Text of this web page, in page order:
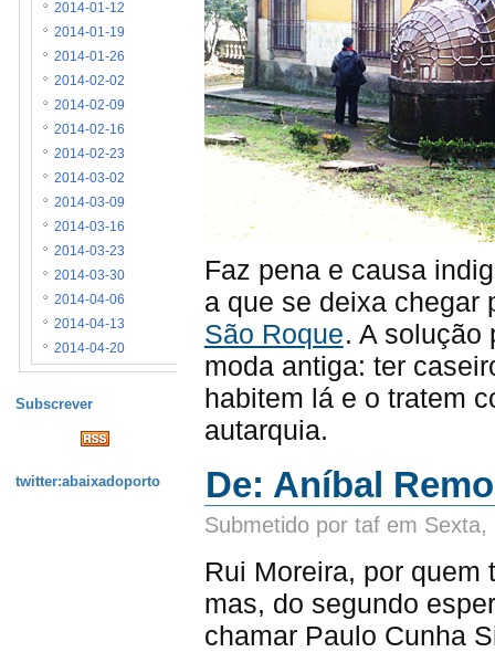
Faz pena e causa
a que se deixa
São Roque. A solução
moda antiga: ter
habitem lá e o tratem
autarquia.
De: Aníbal
Submetido por taf em
Rui Moreira, por quem
mas, do segundo
chamar Paulo Cunha
2014-01-12
2014-01-19
2014-01-26
2014-02-02
2014-02-09
2014-02-16
2014-02-23
2014-03-02
2014-03-09
2014-03-16
2014-03-23
2014-03-30
2014-04-06
2014-04-13
2014-04-20
Subscrever
twitter:abaixadoporto